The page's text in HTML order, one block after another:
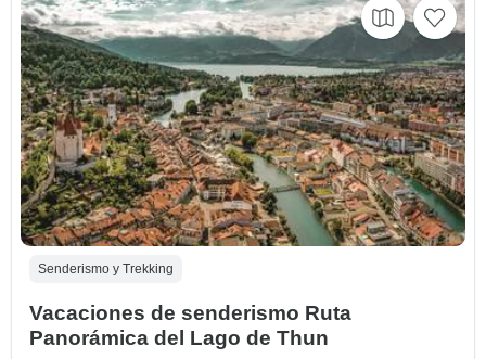
Senderismo y Trekking
Vacaciones de senderismo Ruta
Panorámica del Lago de Thun